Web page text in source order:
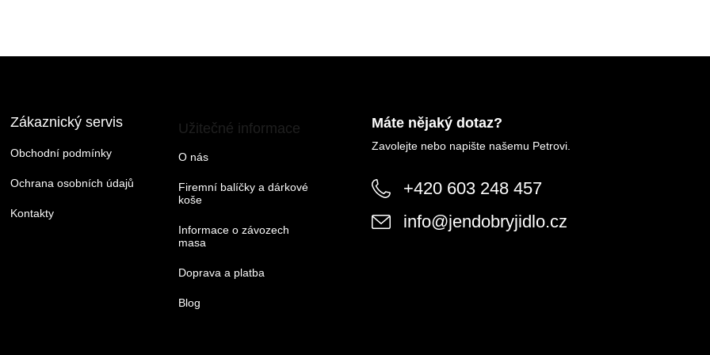
Zákaznický servis
Obchodní podmínky
Ochrana osobních údajů
Kontakty
Užitečné informace
O nás
Firemní balíčky a dárkové
koše
Informace o závozech
masa
Doprava a platba
Blog
Máte nějaký dotaz?
Zavolejte nebo napište našemu Petrovi.
+420 603 248 457
info@jendobryjidlo.cz